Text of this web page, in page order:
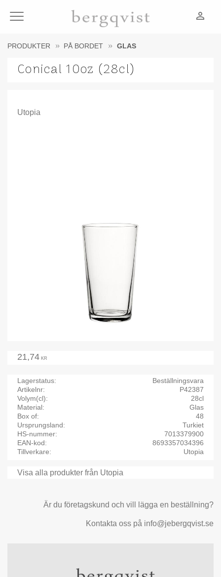
Meny person_outline
PRODUKTER PÅ BORDET GLAS
Conical 10oz (28cl)
Utopia
21,74 KR
Lagerstatus
Beställningsvara
Artikelnr
P42387
Volym(cl)
28cl
Material
Glas
Box of
48
Ursprungsland
Turkiet
HS-nummer
7013379900
EAN-kod
8693357034396
Tillverkare
Utopia
Visa alla produkter från Utopia
Är du företagskund och vill lägga en beställning?
Kontakta oss på info@jebergqvist.se